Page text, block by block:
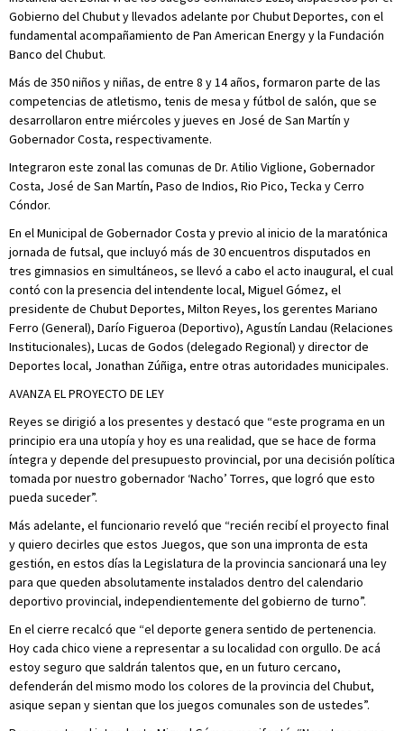
Gobierno del Chubut y llevados adelante por Chubut Deportes, con el
fundamental acompañamiento de Pan American Energy y la Fundación
Banco del Chubut.
Más de 350 niños y niñas, de entre 8 y 14 años, formaron parte de las
competencias de atletismo, tenis de mesa y fútbol de salón, que se
desarrollaron entre miércoles y jueves en José de San Martín y
Gobernador Costa, respectivamente.
Integraron este zonal las comunas de Dr. Atilio Viglione, Gobernador
Costa, José de San Martín, Paso de Indios, Rio Pico, Tecka y Cerro
Cóndor.
En el Municipal de Gobernador Costa y previo al inicio de la maratónica
jornada de futsal, que incluyó más de 30 encuentros disputados en
tres gimnasios en simultáneos, se llevó a cabo el acto inaugural, el cual
contó con la presencia del intendente local, Miguel Gómez, el
presidente de Chubut Deportes, Milton Reyes, los gerentes Mariano
Ferro (General), Darío Figueroa (Deportivo), Agustín Landau (Relaciones
Institucionales), Lucas de Godos (delegado Regional) y director de
Deportes local, Jonathan Zúñiga, entre otras autoridades municipales.
AVANZA EL PROYECTO DE LEY
Reyes se dirigió a los presentes y destacó que “este programa en un
principio era una utopía y hoy es una realidad, que se hace de forma
íntegra y depende del presupuesto provincial, por una decisión política
tomada por nuestro gobernador ‘Nacho’ Torres, que logró que esto
pueda suceder”.
Más adelante, el funcionario reveló que “recién recibí el proyecto final
y quiero decirles que estos Juegos, que son una impronta de esta
gestión, en estos días la Legislatura de la provincia sancionará una ley
para que queden absolutamente instalados dentro del calendario
deportivo provincial, independientemente del gobierno de turno”.
En el cierre recalcó que “el deporte genera sentido de pertenencia.
Hoy cada chico viene a representar a su localidad con orgullo. De acá
estoy seguro que saldrán talentos que, en un futuro cercano,
defenderán del mismo modo los colores de la provincia del Chubut,
asique sepan y sientan que los juegos comunales son de ustedes”.